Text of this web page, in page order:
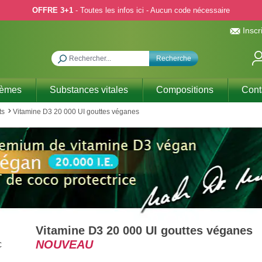
OFFRE 3+1 - Toutes les infos ici - Aucun code nécessaire
Recherche
Substances vitales Compositions
Vitamine D3 20 000 UI gouttes véganes
Vitamine D3 20 000 UI gouttes véganes
NOUVEAU